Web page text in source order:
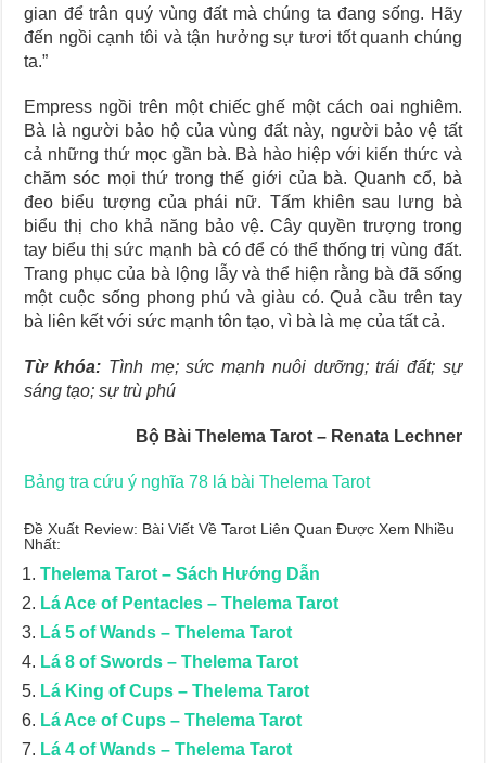
gian để trân quý vùng đất mà chúng ta đang sống. Hãy
đến ngồi cạnh tôi và tận hưởng sự tươi tốt quanh chúng
ta.”
Empress ngồi trên một chiếc ghế một cách oai nghiêm.
Bà là người bảo hộ của vùng đất này, người bảo vệ tất
cả những thứ mọc gần bà. Bà hào hiệp với kiến thức và
chăm sóc mọi thứ trong thế giới của bà. Quanh cổ, bà
đeo biểu tượng của phái nữ. Tấm khiên sau lưng bà
biểu thị cho khả năng bảo vệ. Cây quyền trượng trong
tay biểu thị sức mạnh bà có để có thể thống trị vùng đất.
Trang phục của bà lộng lẫy và thể hiện rằng bà đã sống
một cuộc sống phong phú và giàu có. Quả cầu trên tay
bà liên kết với sức mạnh tôn tạo, vì bà là mẹ của tất cả.
Từ khóa: Tình mẹ; sức mạnh nuôi dưỡng; trái đất; sự
sáng tạo; sự trù phú
Bộ Bài Thelema Tarot – Renata Lechner
Bảng tra cứu ý nghĩa 78 lá bài Thelema Tarot
Đề Xuất Review: Bài Viết Về Tarot Liên Quan Được Xem Nhiều
Nhất:
Thelema Tarot – Sách Hướng Dẫn
Lá Ace of Pentacles – Thelema Tarot
Lá 5 of Wands – Thelema Tarot
Lá 8 of Swords – Thelema Tarot
Lá King of Cups – Thelema Tarot
Lá Ace of Cups – Thelema Tarot
Lá 4 of Wands – Thelema Tarot